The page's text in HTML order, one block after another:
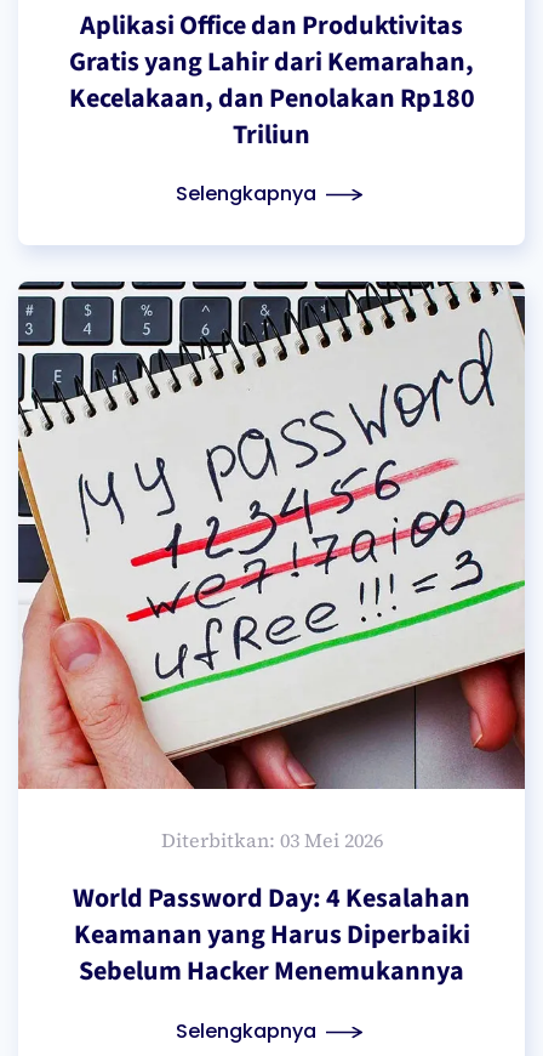
Aplikasi Office dan Produktivitas
Gratis yang Lahir dari Kemarahan,
Kecelakaan, dan Penolakan Rp180
Triliun
Selengkapnya
Diterbitkan: 03 Mei 2026
World Password Day: 4 Kesalahan
Keamanan yang Harus Diperbaiki
Sebelum Hacker Menemukannya
Selengkapnya